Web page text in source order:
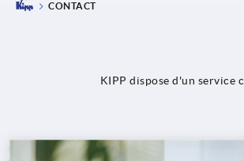
CONTACT
KIPP dispose d'un service